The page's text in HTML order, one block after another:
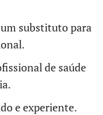
substituto para
de saúde
e experiente.